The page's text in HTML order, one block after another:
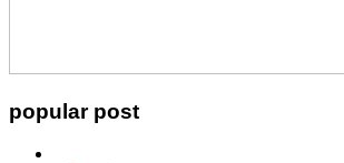
popular post